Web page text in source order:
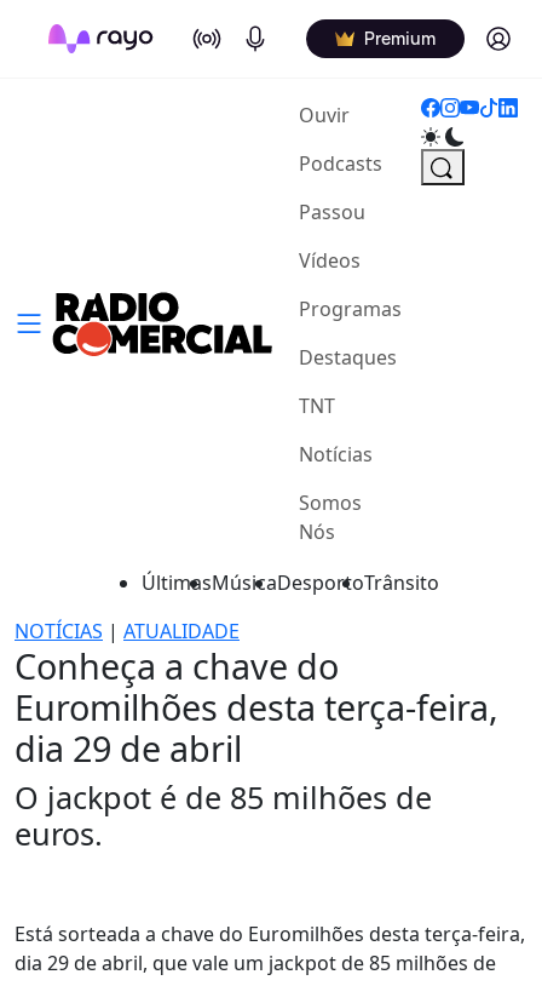
On Air Podcasts Premium Log in
Ouvir(current)
Podcasts
Passou
Vídeos
Programas
Destaques
TNT
Notícias
Somos
Nós
ÚltimasMúsicaDesportoTrânsito
NOTÍCIAS | ATUALIDADE
Conheça a chave do
Euromilhões desta terça-feira,
dia 29 de abril
O jackpot é de 85 milhões de
euros.
Está sorteada a chave do Euromilhões desta terça-feira,
dia 29 de abril, que vale um jackpot de 85 milhões de